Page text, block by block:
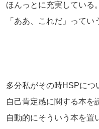
ほんっとに充実している。
「ああ、これだ」ってい
多分私がその時HSPにつ
自己肯定感に関する本を
自動的にそういう本を置